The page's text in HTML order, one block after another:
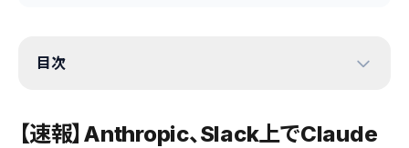
目次
【速報】Anthropic、Slack上でClaude